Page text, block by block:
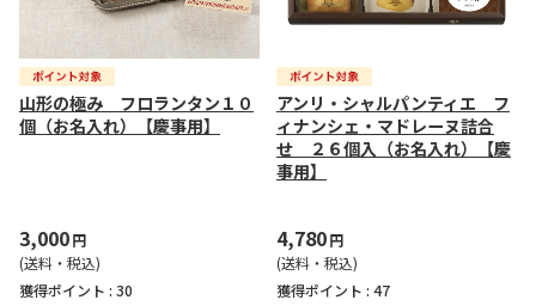
山形の極み フロランタン１０
個（お名入れ）【慶事用】
3,000円
(送料・税込)
獲得ポイント : 30
アンリ・シャルパンティエ フ
ィナンシェ・マドレーヌ詰合
せ ２６個入（お名入れ）【慶
事用】
4,780円
(送料・税込)
獲得ポイント : 47